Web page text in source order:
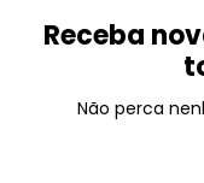
Receba
Não perca